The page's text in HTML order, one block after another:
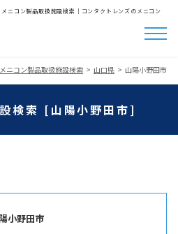
ニコン製品取扱施設検索│コンタクトレンズのメニコン
メニコン製品取扱施設検索 山口県 山陽小野田市
検索 [山陽小野田市]
小野田市